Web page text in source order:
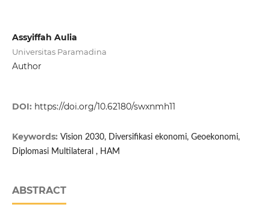
Assyiffah Aulia
Universitas Paramadina
Author
DOI: https://doi.org/10.62180/swxnmh11
Keywords: Vision 2030, Diversifikasi ekonomi, Geoekonomi,
Diplomasi Multilateral , HAM
ABSTRACT